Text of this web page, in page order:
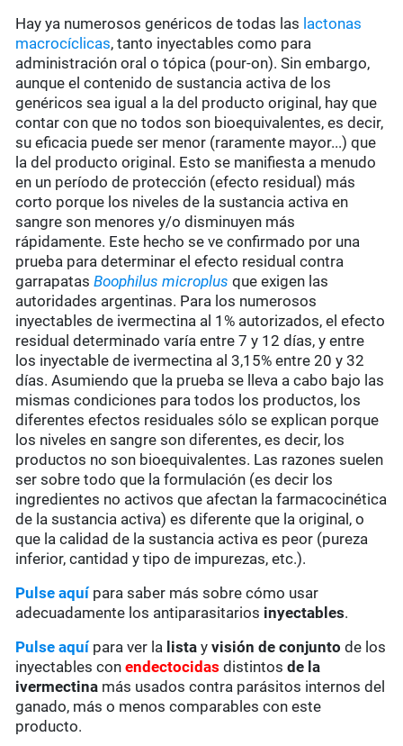
Hay ya numerosos genéricos de todas las lactonas
macrocíclicas, tanto inyectables como para
administración oral o tópica (pour-on). Sin embargo,
aunque el contenido de sustancia activa de los
genéricos sea igual a la del producto original, hay que
contar con que no todos son bioequivalentes, es decir,
su eficacia puede ser menor (raramente mayor...) que
la del producto original. Esto se manifiesta a menudo
en un período de protección (efecto residual) más
corto porque los niveles de la sustancia activa en
sangre son menores y/o disminuyen más
rápidamente. Este hecho se ve confirmado por una
prueba para determinar el efecto residual contra
garrapatasBoophilus microplus que exigen las
autoridades argentinas. Para los numerosos
inyectables de ivermectina al 1% autorizados, el efecto
residual determinado varía entre 7 y 12 días, y entre
los inyectable de ivermectina al 3,15% entre 20 y 32
días. Asumiendo que la prueba se lleva a cabo bajo las
mismas condiciones para todos los productos, los
diferentes efectos residuales sólo se explican porque
los niveles en sangre son diferentes, es decir, los
productos no son bioequivalentes. Las razones suelen
ser sobre todo que la formulación (es decir los
ingredientes no activos que afectan la farmacocinética
de la sustancia activa) es diferente que la original, o
que la calidad de la sustancia activa es peor (pureza
inferior, cantidad y tipo de impurezas, etc.).
Pulse aquípara saber más sobre cómo usar
adecuadamente los antiparasitarios inyectables.
Pulse aquí para ver la lista yvisión de conjunto de los
inyectables conendectocidas distintos de la
ivermectina más usados contra parásitos internos del
ganado, más o menos comparables con este
producto.